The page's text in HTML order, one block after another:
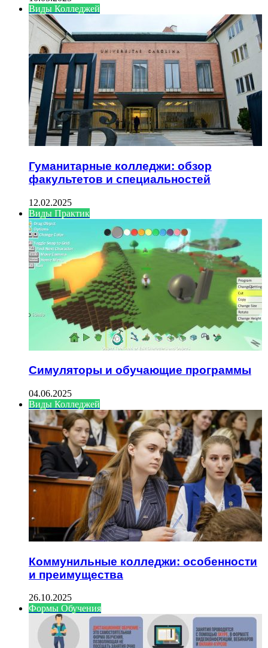
Виды Колледжей
Гуманитарные колледжи: обзор
факультетов и специальностей
12.02.2025
Виды Практик
Симуляторы и обучающие программы
04.06.2025
Виды Колледжей
Коммунильные колледжи: особенности
и преимущества
26.10.2025
Формы Обучения